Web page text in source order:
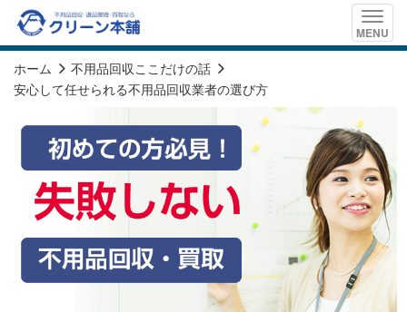
Toggle
MENU
ホーム
不用品回収ここだけの話
安心して任せられる不用品回収業者の選び方